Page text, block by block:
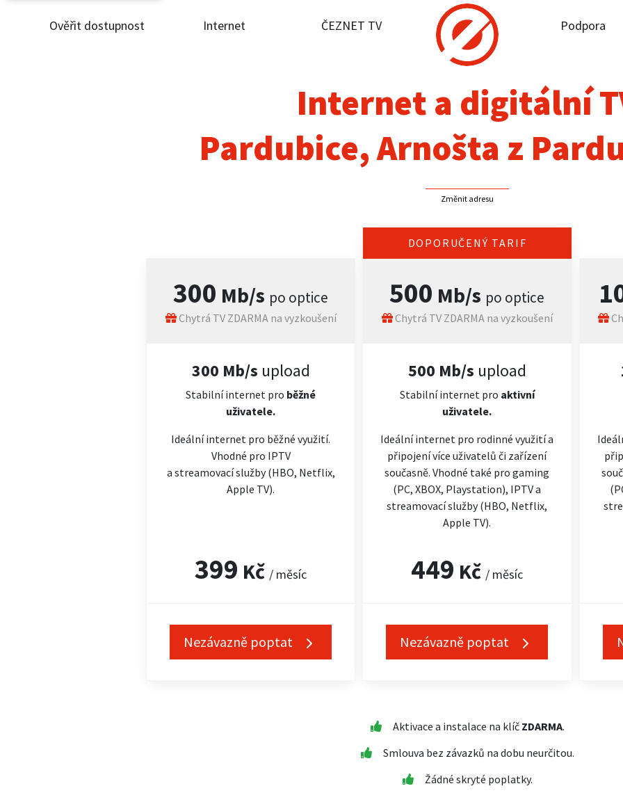
Ověřit dostupnost Internet ČEZNET TV Podpora
Internet
ČEZNET TV
Podpora
Internet a digitální
Pardubice, Arnošta z
Změnit adresu
300 Mb/s po optice
Chytrá TV ZDARMA na vyzkoušení
300 Mb/s upload
Stabilní internet pro běžné
uživatele.
Ideální internet pro běžné využití.
Vhodné pro IPTV
a streamovací služby (HBO, Netflix,
Apple TV).
399 Kč / měsíc
Nezávazně poptat
DOPORUČENÝ TARIF
500 Mb/s po optice
Chytrá TV ZDARMA na vyzkoušení
500 Mb/s upload
Stabilní internet pro aktivní
uživatele.
Ideální internet pro rodinné využití a
připojení více uživatelů či zařízení
současně. Vhodné také pro gaming
(PC, XBOX, Playstation), IPTV a
streamovací služby (HBO, Netflix,
Apple TV).
449 Kč / měsíc
Nezávazně poptat
Aktivace a instalace na klíč ZDARMA.
Smlouva bez závazků na dobu neurčitou.
Žádné skryté poplatky.